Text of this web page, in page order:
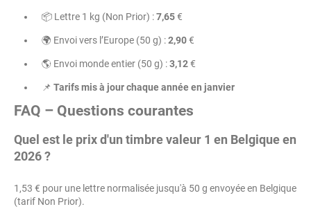
📦 Lettre 1 kg (Non Prior) :7,65€
🌍 Envoi vers l’Europe (50 g) :2,90€
🌎 Envoi monde entier (50 g) :3,12€
📌 Tarifs mis à jour chaque année en janvier
FAQ – Questions courantes
Quel est le prix d'un timbre valeur 1 en Belgique en
2026 ?
1,53 € pour une lettre normalisée jusqu'à 50 g envoyée en Belgique
(tarif Non Prior).